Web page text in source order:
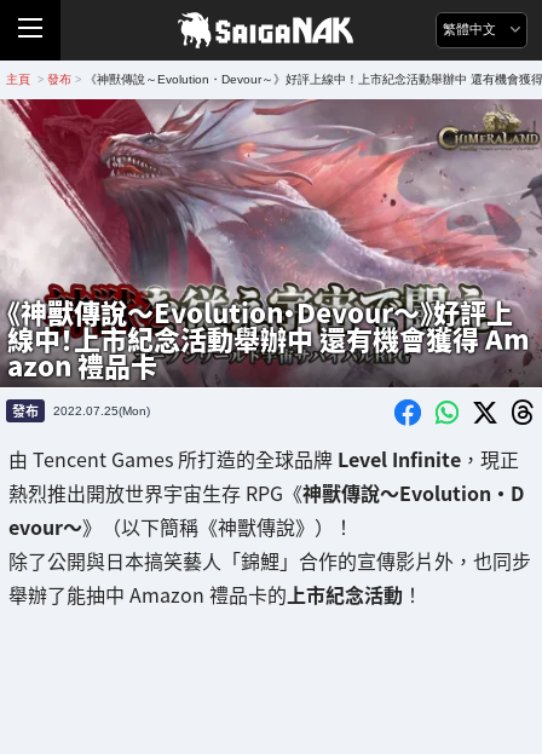
繁體中文
主頁 > 發布 > 《神獸傳說～Evolution・Devour～》好評上線中！上市紀念活動舉辦中 還有機會獲
《神獸傳說～Evolution・Devour～》好評上
線中！上市紀念活動舉辦中 還有機會獲得 Am
azon 禮品卡
發布 2022.07.25(Mon)
由 Tencent Games 所打造的全球品牌 Level Infinite ，現正
熱烈推出開放世界宇宙生存 RPG《神獸傳說～Evolution・D
evour～》（以下簡稱《神獸傳說》）！
除了公開與日本搞笑藝人「錦鯉」合作的宣傳影片外，也同步
舉辦了能抽中 Amazon 禮品卡的 上市紀念活動 ！